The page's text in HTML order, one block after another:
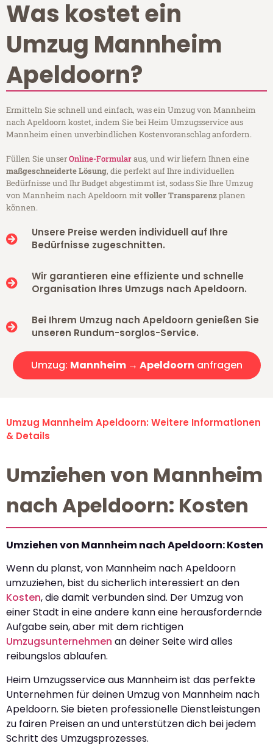
Was kostet ein
Umzug Mannheim
Apeldoorn?
Ermitteln Sie schnell und einfach, was ein Umzug von Mannheim
nach Apeldoorn kostet, indem Sie bei Heim Umzugsservice aus
Mannheim einen unverbindlichen Kostenvoranschlag anfordern.
Füllen Sie unserOnline-Formularaus, und wir liefern Ihnen eine
maßgeschneiderte Lösung, die perfekt auf Ihre individuellen
Bedürfnisse und Ihr Budget abgestimmt ist, sodass Sie Ihre Umzug
von Mannheim nach Apeldoorn mitvoller Transparenzplanen
können.
Unsere Preise werden individuell auf Ihre
Bedürfnisse zugeschnitten.
Wir garantieren eine effiziente und schnelle
Organisation Ihres Umzugs nach Apeldoorn.
Bei Ihrem Umzug nach Apeldoorn genießen Sie
unseren Rundum-sorglos-Service.
Umzug: Mannheim → Apeldoorn anfragen
Umzug Mannheim Apeldoorn: Weitere Informationen
& Details
Umziehen von Mannheim
nach Apeldoorn: Kosten
Umziehen von Mannheim nach Apeldoorn: Kosten
Wenn du planst, von Mannheim nach Apeldoorn
umzuziehen, bist du sicherlich interessiert an den
Kosten, die damit verbunden sind. Der Umzug von
einer Stadt in eine andere kann eine herausfordernde
Aufgabe sein, aber mit dem richtigen
Umzugsunternehmen an deiner Seite wird alles
reibungslos ablaufen.
Heim Umzugsservice aus Mannheim ist das perfekte
Unternehmen für deinen Umzug von Mannheim nach
Apeldoorn. Sie bieten professionelle Dienstleistungen
zu fairen Preisen an und unterstützen dich bei jedem
Schritt des Umzugsprozesses.